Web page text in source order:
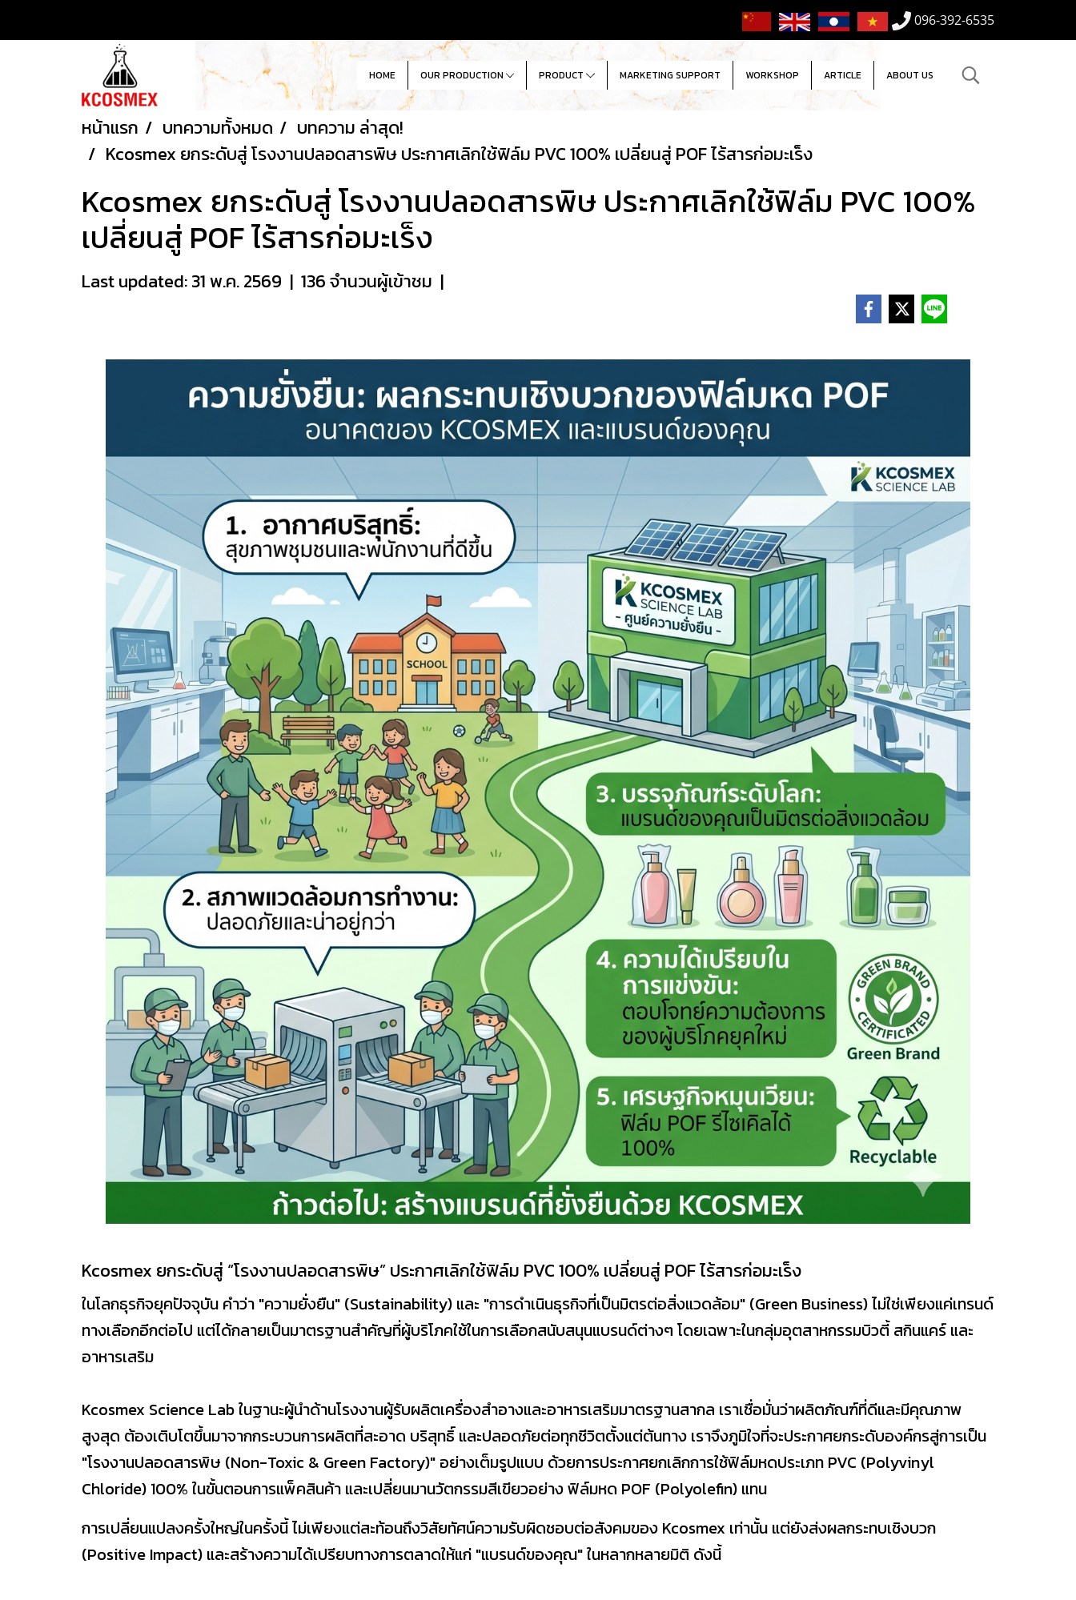
096-392-6535
HOME OUR PRODUCTION PRODUCT MARKETING SUPPORT WORKSHOP ARTICLE ABOUT US
หน้าแรก บทความทั้งหมด
บทความ ล่าสุด!
Kcosmex ยกระดับสู่ โรงงานปลอดสารพิษ ประกาศเลิกใช้ฟิล์ม PVC 100% เปลี่ยนสู่ POF ไร้สารก่อมะเร็ง
Kcosmex ยกระดับสู่ โรงงานปลอดสารพิษ ประกาศเลิกใช้ฟิล์ม PVC 100%
เปลี่ยนสู่ POF ไร้สารก่อมะเร็ง
Last updated: 31 พ.ค. 2569 | 136 จำนวนผู้เข้าชม |
Kcosmex ยกระดับสู่ “โรงงานปลอดสารพิษ” ประกาศเลิกใช้ฟิล์ม PVC 100% เปลี่ยนสู่ POF ไร้สารก่อมะเร็ง
ในโลกธุรกิจยุคปัจจุบัน คำว่า "ความยั่งยืน" (Sustainability) และ "การดำเนินธุรกิจที่เป็นมิตรต่อสิ่งแวดล้อม" (Green Business) ไม่ใช่เพียงแค่เทรนด์
ทางเลือกอีกต่อไป แต่ได้กลายเป็นมาตรฐานสำคัญที่ผู้บริโภคใช้ในการเลือกสนับสนุนแบรนด์ต่างๆ โดยเฉพาะในกลุ่มอุตสาหกรรมบิวตี้ สกินแคร์ และ
อาหารเสริม
Kcosmex Science Lab ในฐานะผู้นำด้านโรงงานผู้รับผลิตเครื่องสำอางและอาหารเสริมมาตรฐานสากล เราเชื่อมั่นว่าผลิตภัณฑ์ที่ดีและมีคุณภาพ
สูงสุด ต้องเติบโตขึ้นมาจากกระบวนการผลิตที่สะอาด บริสุทธิ์ และปลอดภัยต่อทุกชีวิตตั้งแต่ต้นทาง เราจึงภูมิใจที่จะประกาศยกระดับองค์กรสู่การเป็น
"โรงงานปลอดสารพิษ (Non-Toxic & Green Factory)" อย่างเต็มรูปแบบ ด้วยการประกาศยกเลิกการใช้ฟิล์มหดประเภท PVC (Polyvinyl
Chloride) 100% ในขั้นตอนการแพ็คสินค้า และเปลี่ยนมานวัตกรรมสีเขียวอย่าง ฟิล์มหด POF (Polyolefin) แทน
การเปลี่ยนแปลงครั้งใหญ่ในครั้งนี้ ไม่เพียงแต่สะท้อนถึงวิสัยทัศน์ความรับผิดชอบต่อสังคมของ Kcosmex เท่านั้น แต่ยังส่งผลกระทบเชิงบวก
(Positive Impact) และสร้างความได้เปรียบทางการตลาดให้แก่ "แบรนด์ของคุณ" ในหลากหลายมิติ ดังนี้